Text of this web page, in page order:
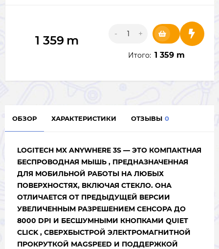
1 359 m - +
Итого: 1 359 m
ОБЗОР ХАРАКТЕРИСТИКИ ОТЗЫВЫ 0
LOGITECH MX ANYWHERE 3S — ЭТО КОМПАКТНАЯ
БЕСПРОВОДНАЯ МЫШЬ , ПРЕДНАЗНАЧЕННАЯ
ДЛЯ МОБИЛЬНОЙ РАБОТЫ НА ЛЮБЫХ
ПОВЕРХНОСТЯХ, ВКЛЮЧАЯ СТЕКЛО. ОНА
ОТЛИЧАЕТСЯ ОТ ПРЕДЫДУЩЕЙ ВЕРСИИ
УВЕЛИЧЕННЫМ РАЗРЕШЕНИЕМ СЕНСОРА ДО
8000 DPI И БЕСШУМНЫМИ КНОПКАМИ QUIET
CLICK , СВЕРХБЫСТРОЙ ЭЛЕКТРОМАГНИТНОЙ
ПРОКРУТКОЙ MAGSPEED И ПОДДЕРЖКОЙ